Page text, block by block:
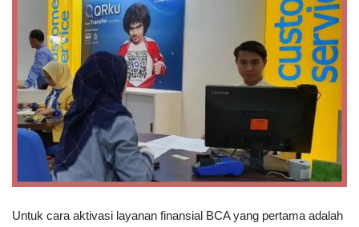
Untuk cara aktivasi layanan finansial BCA yang pertama adalah